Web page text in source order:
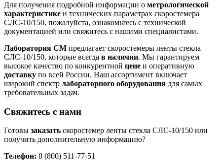
Для получения подробной информации о метрологической
характеристике и технических параметрах скоростемера
СЛС-10/150, пожалуйста, ознакомьтесь с технической
документацией или свяжитесь с нашими специалистами.
Лаборатория СМ предлагает скоростемеры ленты стекла
СЛС-10/150, которые всегда в наличии. Мы гарантируем
высокое качество по конкурентной цене и оперативную
доставку по всей России. Наш ассортимент включает
широкий спектр лабораторного оборудования для самых
требовательных задач.
Свяжитесь с нами
Готовы заказать скоростемер ленты стекла СЛС-10/150 или
получить дополнительную информацию?
Телефон: 8 (800) 511-77-51